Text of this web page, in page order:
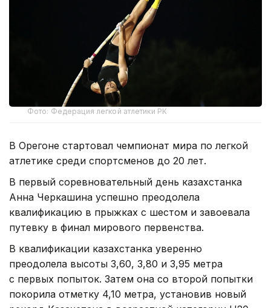
Фото: Федерация легкой атлетики РК
В Орегоне стартовал чемпионат мира по легкой
атлетике среди спортсменов до 20 лет.
В первый соревновательный день казахстанка
Анна Черкашина успешно преодолела
квалификацию в прыжках с шестом и завоевала
путевку в финал мирового первенства.
В квалификации казахстанка уверенно
преодолела высоты 3,60, 3,80 и 3,95 метра
с первых попыток. Затем она со второй попытки
покорила отметку 4,10 метра, установив новый